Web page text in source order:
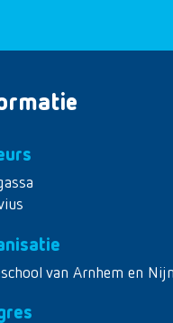
van Arnhem en